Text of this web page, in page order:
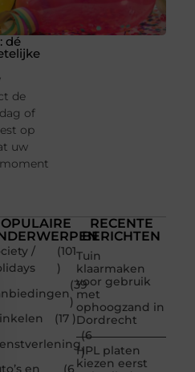
dé
de
of
op
uw
/
(101
)
(39
)
(17 )
(6
)
en
(6
RECENTE
BERICHTEN
Tuin
klaarmaken
voor gebruik
met
ophoogzand in
Dordrecht
HPL platen
kiezen eerst